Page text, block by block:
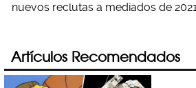
nuevos reclutas a mediados de
Artículos Recomendados